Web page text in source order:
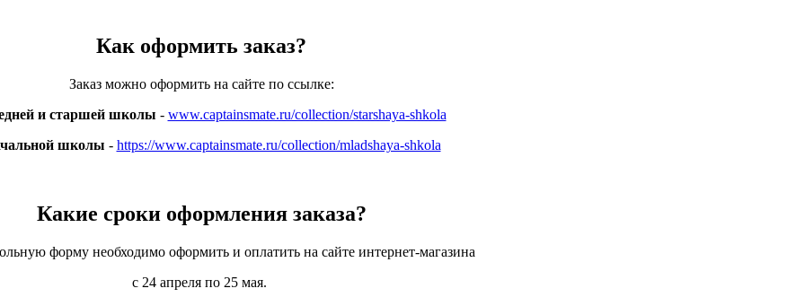
Как оформить заказ?
Заказ можно оформить на сайте по ссылке:
и старшей школы - www.captainsmate.ru/collection/starshaya-shkola
школы - https://www.captainsmate.ru/collection/mladshaya-shkola
Какие сроки оформления заказа?
форму необходимо оформить и оплатить на сайте интернет-магазина
с 24 апреля по 25 мая.